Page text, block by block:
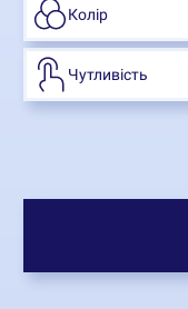
Колір
Чутливість